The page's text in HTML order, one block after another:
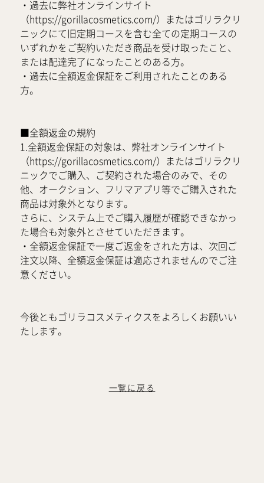
・過去に弊社オンラインサイト
（https://gorillacosmetics.com/）またはゴリラクリ
ニックにて旧定期コースを含む全ての定期コースの
いずれかをご契約いただき商品を受け取ったこと、
または配達完了になったことのある方。
・過去に全額返金保証をご利用されたことのある
方。
■全額返金の規約
1.全額返金保証の対象は、弊社オンラインサイト
（https://gorillacosmetics.com/）またはゴリラクリ
ニックでご購入、ご契約された場合のみで、その
他、オークション、フリマアプリ等でご購入された
商品は対象外となります。
さらに、システム上でご購入履歴が確認できなかっ
た場合も対象外とさせていただきます。
・全額返金保証で一度ご返金をされた方は、次回ご
注文以降、全額返金保証は適応されませんのでご注
意ください。
今後ともゴリラコスメティクスをよろしくお願いい
たします。
一覧に戻る